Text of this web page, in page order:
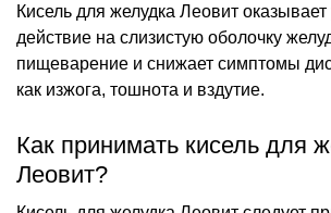
Кисель для желудка Леовит
действие на слизистую оболочку
пищеварение и снижает симптомы
как изжога, тошнота и вздутие.
Как принимать кисель для
Леовит?